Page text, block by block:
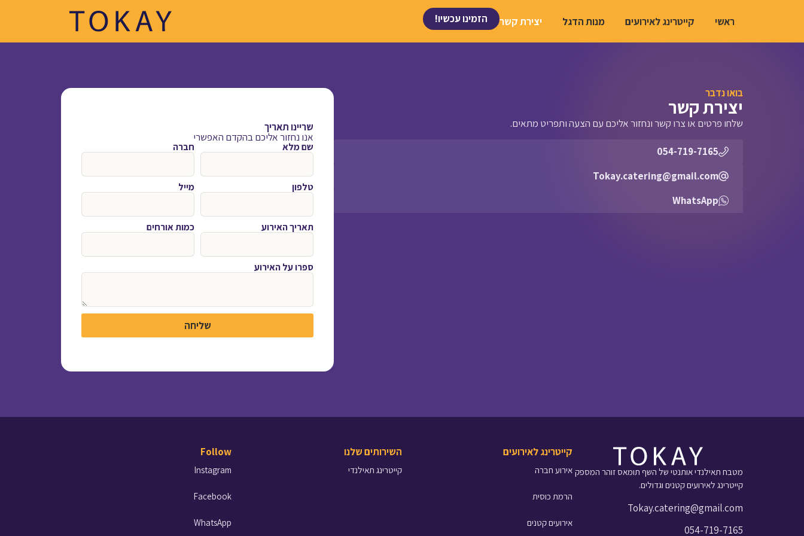
ראשי קייטרינג לאירועים מנות הדגל יצירת קשר הזמינו עכשיו!
בואו נדבר
יצירת קשר
שלחו פרטים או צרו קשר ונחזור אליכם עם הצעה ותפריט מתאים.
054-719-7165
Tokay.catering@gmail.com
WhatsApp
שריינו תאריך
אנו נחזור אליכם בהקדם האפשרי
שם מלא חברה
טלפון מייל
תאריך האירוע כמות אורחים
ספרו על האירוע
שליחה
מטבח תאילנדי אותנטי של השף תומאס זוהר המספק
קייטרינג לאירועים קטנים וגדולים.
Tokay.catering@gmail.com
054-719-7165
קייטרינג לאירועים
אירוע חברה
הרמת כוסית
אירועים קטנים
השירותים שלנו
קייטרינג תאילנדי
Follow
Instagram
Facebook
WhatsApp